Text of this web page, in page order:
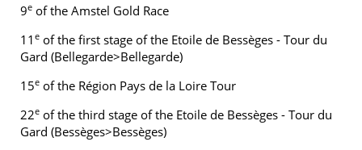
9e of the Amstel Gold Race
11 e of the first stage of the Etoile de Bessèges - Tour du
Gard (Bellegarde>Bellegarde)
15e of the Région Pays de la Loire Tour
22e of the third stage of the Etoile de Bessèges - Tour du
Gard (Bessèges>Bessèges)